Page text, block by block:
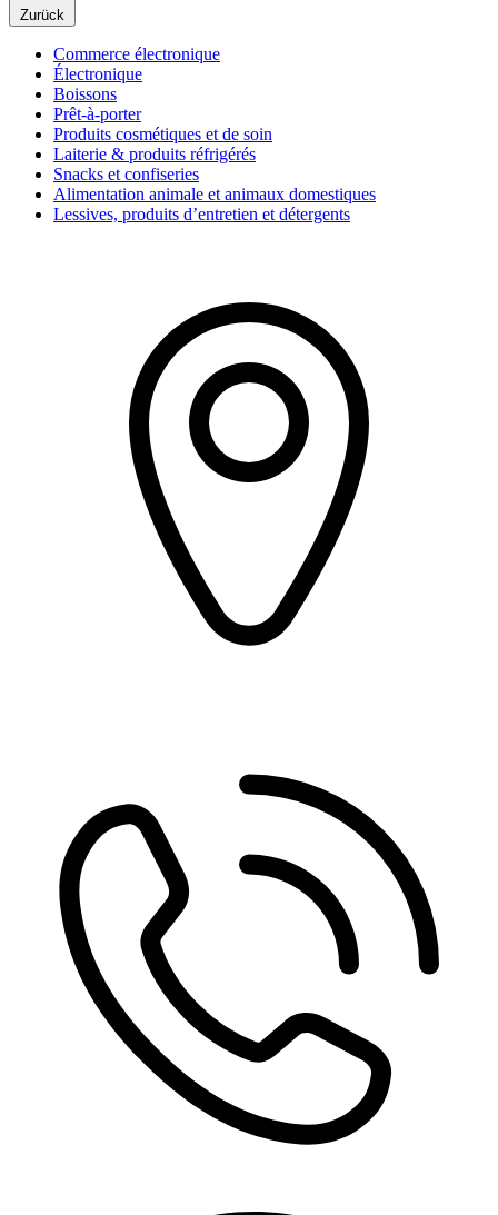
Zurück
Commerce électronique
Électronique
Boissons
Prêt-à-porter
Produits cosmétiques et de soin
Laiterie & produits réfrigérés
Snacks et confiseries
Alimentation animale et animaux domestiques
Lessives, produits d’entretien et détergents